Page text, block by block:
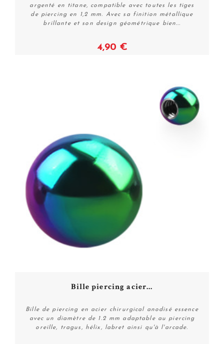
Voir
argenté en titane, compatible avec toutes les tiges
de piercing en 1,2 mm. Avec sa finition métallique
brillante et son design géométrique bien...
4,90 €
Bille piercing acier...
Bille de piercing en acier chirurgical anodisé essence
avec un diamètre de 1.2 mm adaptable au piercing
oreille, tragus, hélix, labret ainsi qu'à l'arcade.